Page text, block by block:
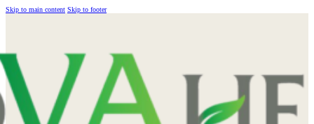
Skip to main content Skip to footer